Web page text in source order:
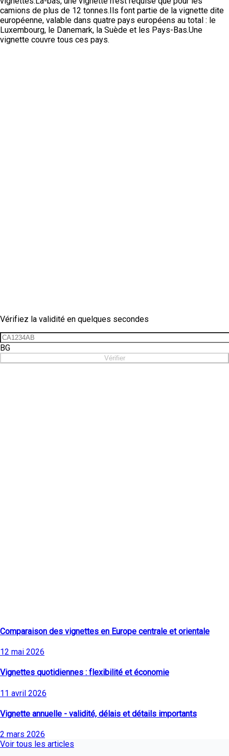
camions de plus de 12 tonnes.Ils font partie de la vignette dite
européenne, valable dans quatre pays européens au total : le
Luxembourg, le Danemark, la Suède et les Pays-Bas.Une
vignette couvre tous ces pays.
Vérifiez la validité en quelques secondes
BG
Vérifier
Comparaison des vignettes en Europe centrale et orientale
12 mai 2026
Vignettes quotidiennes : flexibilité et économie
11 avril 2026
Vignette annuelle - validité, délais et détails importants
2 mars 2026
Voir tous les articles